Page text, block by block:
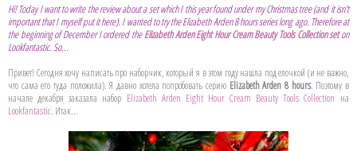
Hi! Today I want to write the review about a set which I this year found under my Christmas tree (and it isn't
important that I myself put it here). I wanted to try the Elizabeth Arden 8 hours series long ago. Therefore at
the beginning of December I ordered theElizabeth Arden Eight Hour Cream Beauty Tools Collection seton
Lookfantastic. So...
Привет! Сегодня хочу написать про наборчик, который я в этом году нашла под елочкой (и не важно,
что сама его туда положила). Я давно хотела попробовать серию Elizabeth Arden 8 hours. Поэтому в
начале декабря заказала набор Elizabeth Arden Eight Hour Cream Beauty Tools Collection на
Lookfantastic. Итак...